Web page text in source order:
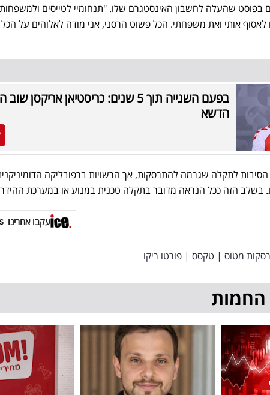
בפוסט שהעלה לחשבון האינסטגרם שלו. "תנחומיי לטייסים
אותי ואת משפחתי. הכל פשוט הרסני, אני מודה לאלוהים על הכל
בפעם השנייה תוך 5 שנים: כריסטיאן
הדשא
לתקלה שגרמה להתרסקות, אך הרשויות ברפובליקה
בשלב הזה ככל הנראה מדובר בתקלה טכנית במנוע או במערכת
עקבו אחרינו
מטוס | טקסס | פורטו ריקו
החמות